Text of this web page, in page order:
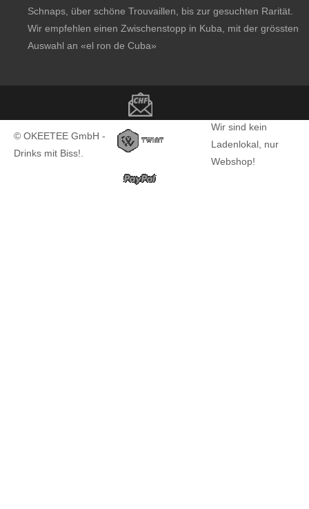
© OKEETEE GmbH -
Drinks mit Biss!.
Wir sind kein
Ladenlokal, nur
Webshop!
Schnaps, über schöne Trouvaillen, bis zur gesuchten Rarität.
Wir empfehlen einen Zwischenstopp in Kuba, mit der grössten
Auswahl an «el ron de Cuba»